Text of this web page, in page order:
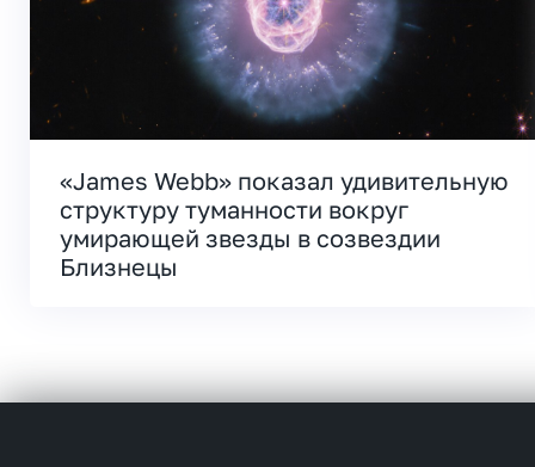
«James Webb» показал удивительную
структуру туманности вокруг
умирающей звезды в созвездии
Близнецы